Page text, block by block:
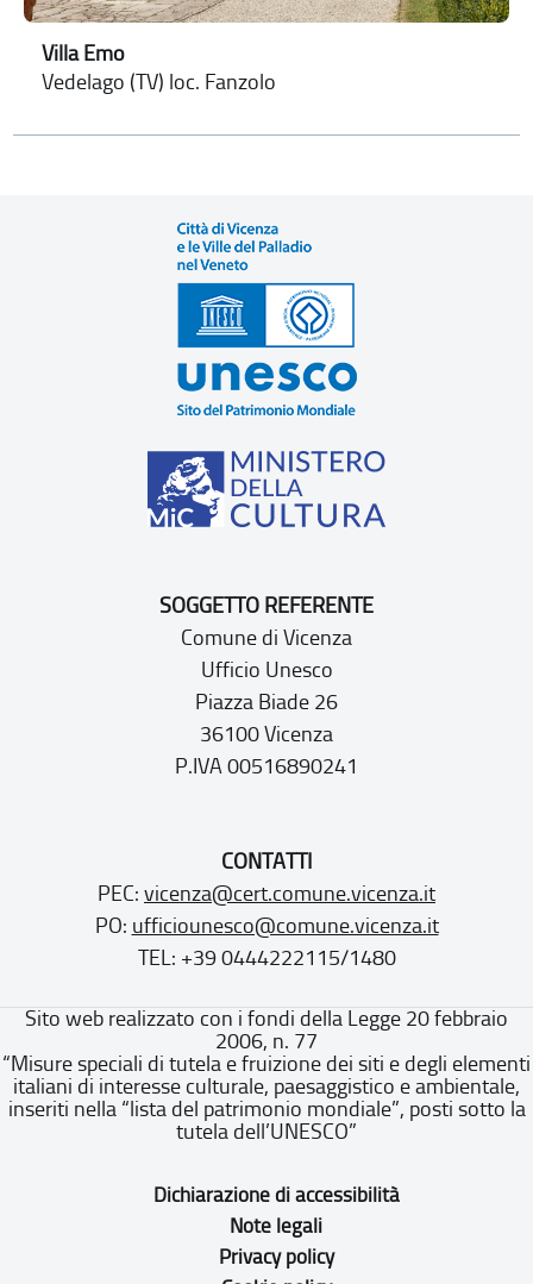
Villa Emo
Vedelago (TV) loc. Fanzolo
SOGGETTO REFERENTE
Comune di Vicenza
Ufficio Unesco
Piazza Biade 26
36100 Vicenza
P.IVA 00516890241
CONTATTI
PEC: vicenza@cert.comune.vicenza.it
PO: ufficiounesco@comune.vicenza.it
TEL: +39 0444222115/1480
Sito web realizzato con i fondi della Legge 20 febbraio
2006, n. 77
“Misure speciali di tutela e fruizione dei siti e degli elementi
italiani di interesse culturale, paesaggistico e ambientale,
inseriti nella “lista del patrimonio mondiale”, posti sotto la
tutela dell’UNESCO”
Dichiarazione di accessibilità
Note legali
Privacy policy